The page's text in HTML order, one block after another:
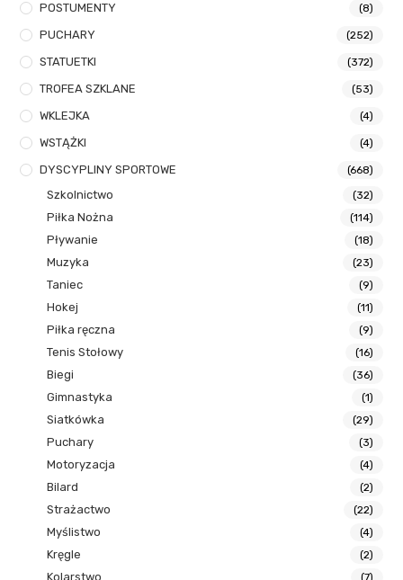
POSTUMENTY (8)
PUCHARY (252)
STATUETKI (372)
TROFEA SZKLANE (53)
WKLEJKA (4)
WSTĄŻKI (4)
DYSCYPLINY SPORTOWE (668)
Szkolnictwo (32)
Piłka Nożna (114)
Pływanie (18)
Muzyka (23)
Taniec (9)
Hokej (11)
Piłka ręczna (9)
Tenis Stołowy (16)
Biegi (36)
Gimnastyka (1)
Siatkówka (29)
Puchary (3)
Motoryzacja (4)
Bilard (2)
Strażactwo (22)
Myślistwo (4)
Kręgle (2)
Kolarstwo (7)